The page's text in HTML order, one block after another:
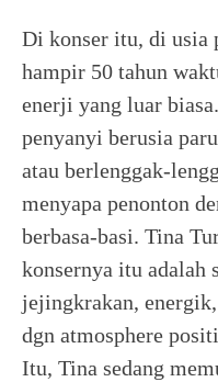
Di konser itu, di usia
hampir 50 tahun
enerji yang luar
penyanyi berusia
atau berlenggak-
menyapa penonton
berbasa-basi. Tina
konsernya itu adalah
jejingkrakan,
dgn atmosphere
Itu, Tina sedang